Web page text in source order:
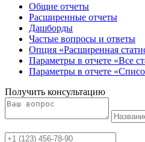
Общие отчеты
Расширенные отчеты
Дашборды
Частые вопросы и ответы
Опция «Расширенная
Параметры в отчете «Все
Параметры в отчете
Получить консультацию